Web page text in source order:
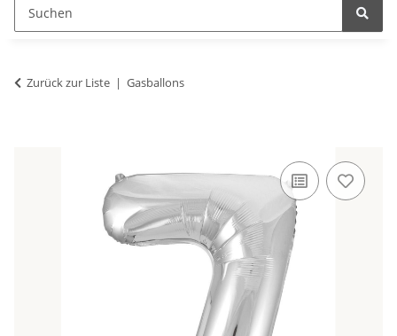
Zurück zur Liste Gasballons